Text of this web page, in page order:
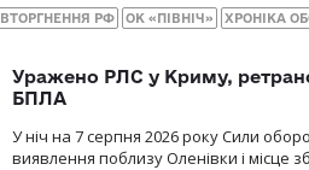
ВТОРГНЕННЯ РФ ОК «ПІВНІЧ» ХРОНІКА
Уражено РЛС у Криму,
БПЛА
У ніч на 7 серпня 2026 року Сили
виявлення поблизу Оленівки і місце